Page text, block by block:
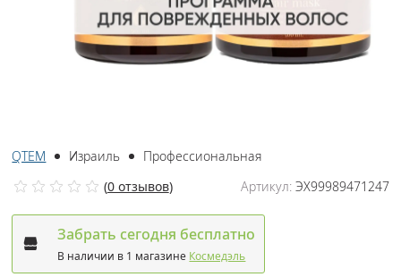
QTEM Израиль
Профессиональная
Артикул:ЭХ99989471247
(0 отзывов)
Забрать сегодня бесплатно
В наличии в 1 магазине Космедэль